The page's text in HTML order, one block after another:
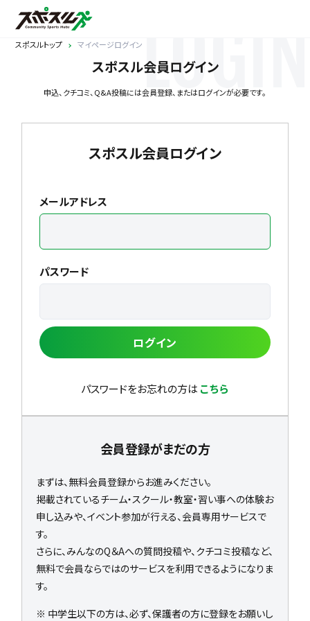
スポスルトップ マイページログイン
スポスル会員ログイン
申込、クチコミ、Q&A投稿には会員登録、またはログインが必要です。
LOGIN
スポスル会員ログイン
メールアドレス
パスワード
ログイン
パスワードをお忘れの方は こちら
会員登録がまだの方
まずは、無料会員登録からお進みください。
掲載されているチーム・スクール・教室・習い事への体験お
申し込みや、イベント参加が行える、会員専用サービスで
す。
さらに、みんなのQ＆Aへの質問投稿や、クチコミ投稿など、
無料で会員ならではのサービスを利用できるようになりま
す。
※ 中学生以下の方は、必ず、保護者の方に登録をお願いし